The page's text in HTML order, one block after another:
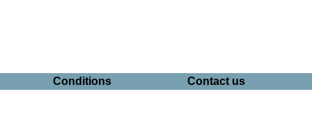
Conditions Contact us